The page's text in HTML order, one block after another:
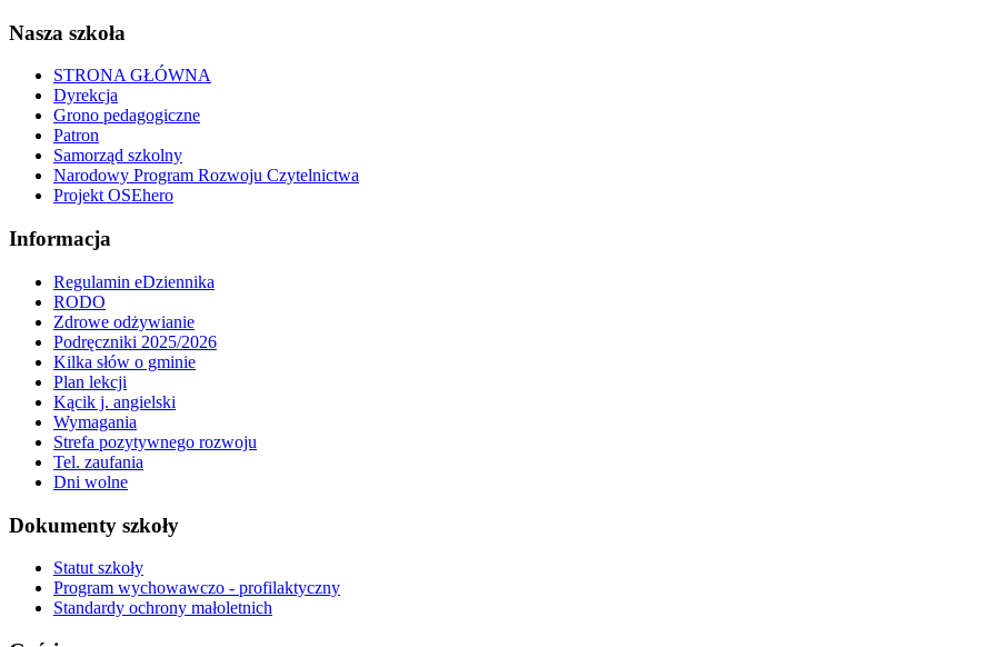
Nasza szkoła
STRONA GŁÓWNA
Dyrekcja
Grono pedagogiczne
Patron
Samorząd szkolny
Narodowy Program Rozwoju Czytelnictwa
Projekt OSEhero
Informacja
Regulamin eDziennika
RODO
Zdrowe odżywianie
Podręczniki 2025/2026
Kilka słów o gminie
Plan lekcji
Kącik j. angielski
Wymagania
Strefa pozytywnego rozwoju
Tel. zaufania
Dni wolne
Dokumenty szkoły
Statut szkoły
Program wychowawczo - profilaktyczny
Standardy ochrony małoletnich